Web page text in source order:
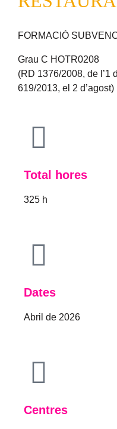
FORMACIÓ
Grau C HOTR0208
(RD 1376/2008, de l’1
619/2013, el 2 d’agost)
Total hores
325 h
Dates
Abril de 2026
Centres